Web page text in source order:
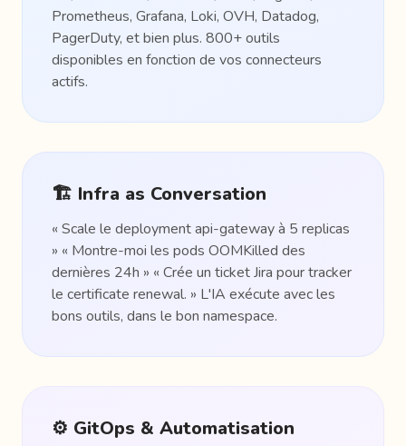
Prometheus, Grafana, Loki, OVH, Datadog,
PagerDuty, et bien plus. 800+ outils
disponibles en fonction de vos connecteurs
actifs.
🏗️ Infra as Conversation
« Scale le deployment api-gateway à 5 replicas
» « Montre-moi les pods OOMKilled des
dernières 24h » « Crée un ticket Jira pour tracker
le certificate renewal. » L'IA exécute avec les
bons outils, dans le bon namespace.
⚙️ GitOps & Automatisation